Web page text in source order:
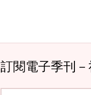
訂閱電子季刊
請輸入你的電郵地址